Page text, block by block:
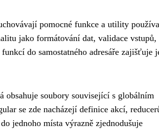
pomocné funkce a utility
jako formátování dat, validace vstupů,
do samostatného adresáře zajišťuje
obsahuje soubory související s globálním
se zde nacházejí definice akcí,
jednoho místa výrazně zjednodušuje